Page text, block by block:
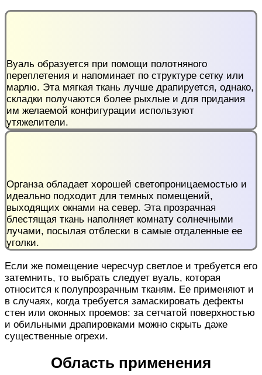
Вуаль образуется при помощи полотняного
переплетения и напоминает по структуре сетку или
марлю. Эта мягкая ткань лучше драпируется, однако,
складки получаются более рыхлые и для придания
им желаемой конфигурации используют
утяжелители.
Органза обладает хорошей светопроницаемостью и
идеально подходит для темных помещений,
выходящих окнами на север. Эта прозрачная
блестящая ткань наполняет комнату солнечными
лучами, посылая отблески в самые отдаленные ее
уголки.
Если же помещение чересчур светлое и требуется его
затемнить, то выбрать следует вуаль, которая
относится к полупрозрачным тканям. Ее применяют и
в случаях, когда требуется замаскировать дефекты
стен или оконных проемов: за сетчатой поверхностью
и обильными драпировками можно скрыть даже
существенные огрехи.
Область применения